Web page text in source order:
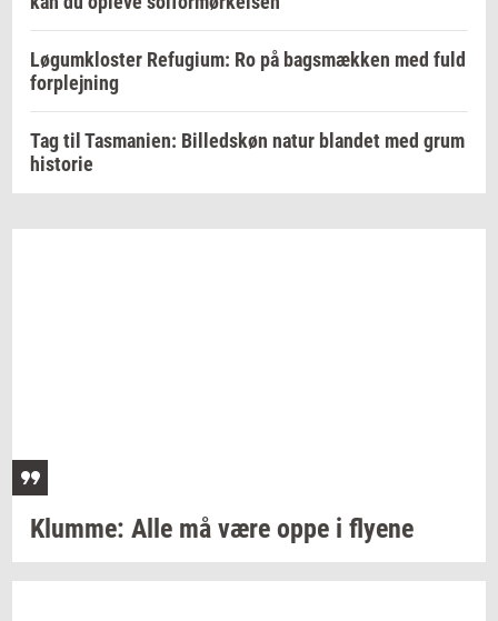
Løgumkloster Refugium: Ro på bagsmækken med fuld
forplejning
Tag til Tasmanien: Billedskøn natur blandet med grum
historie
Klum­me: Alle må være oppe i fly­e­ne